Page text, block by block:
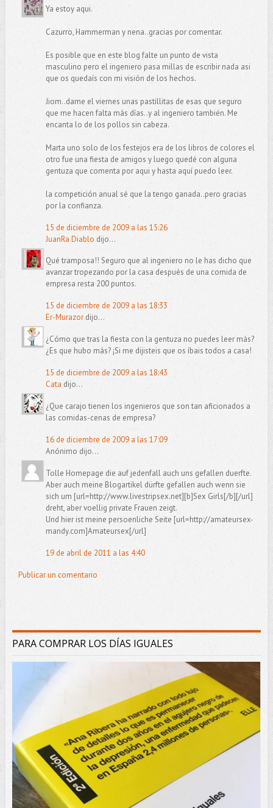
Ya estoy aqui.
Cazurro, Hammerman y nena..gracias por comentar.
Es posible que en este blog falte un punto de vista
masculino pero el ingeniero pasa millas de escribir nada asi
que os quedaís con mi visión de los hechos.
Jiom..dame el viernes unas pastillitas de esas que seguro
que me hacen falta más días..y al ingeniero también. Me
encanta lo de los pollos sin cabeza.
Marta uno solo de los festejos era de los libros de colores el
otro fue una fiesta de amigos y luego quedé con alguna
gentuza que comenta por aqui y hasta aquí puedo leer.
la competición anual sé que la tengo ganada..pero gracias
por la confianza.
15 de diciembre de 2009 a las 15:26
JuanRa Diablo dijo...
Qué tramposa!! Seguro que al ingeniero no le has dicho que
avanzar tropezando por la casa después de una comida de
empresa resta 200 puntos.
15 de diciembre de 2009 a las 18:33
Er-Murazordijo...
¿Cómo que tras la fiesta con la gentuza no puedes leer más?
¿Es que hubo más? ¡Si me dijisteis que os íbais todos a casa!
15 de diciembre de 2009 a las 18:43
Cata dijo...
¿Que carajo tienen los ingenieros que son tan aficionados a
las comidas-cenas de empresa?
16 de diciembre de 2009 a las 17:09
Anónimo dijo...
Tolle Homepage die auf jedenfall auch uns gefallen duerfte.
Aber auch meine Blogartikel dürfte gefallen auch wenn sie
sich um [url=http://www.livestripsex.net][b]Sex Girls[/b][/url]
dreht, aber voellig private Frauen zeigt.
Und hier ist meine persoenliche Seite [url=http://amateursex-
mandy.com]Amateursex[/url]
19 de abril de 2011 a las 4:40
Publicar un comentario
PARA COMPRAR LOS DÍAS IGUALES